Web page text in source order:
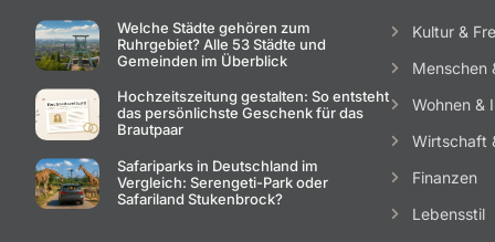
Welche Städte gehören zum
Ruhrgebiet? Alle 53 Städte und
Gemeinden im Überblick
Hochzeitszeitung gestalten: So entsteht
das persönlichste Geschenk für das
Brautpaar
Safariparks in Deutschland im
Vergleich: Serengeti-Park oder
Safariland Stukenbrock?
Kultur &
Menschen
Wohnen &
Wirtschaft
Finanzen
Lebensstil